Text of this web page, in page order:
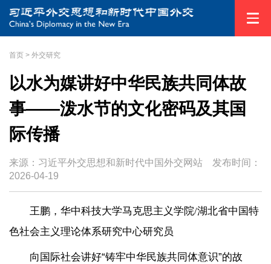
首页 > 外交研究
以水为媒讲好中华民族共同体故
事——泼水节的文化密码及其国
际传播
来源：习近平外交思想和新时代中国外交网站 发布时间：
2026-04-19
王鹏，华中科技大学马克思主义学院/湖北省中国特
色社会主义理论体系研究中心研究员
向国际社会讲好“铸牢中华民族共同体意识”的故